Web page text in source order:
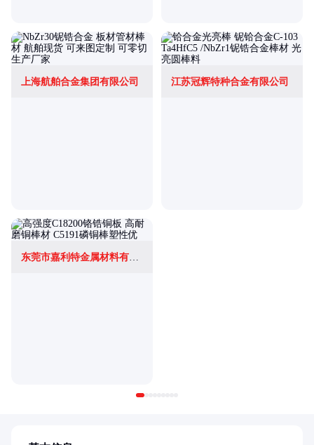
上海航舶合金集团有限公司 江苏冠辉特种合金有限公司